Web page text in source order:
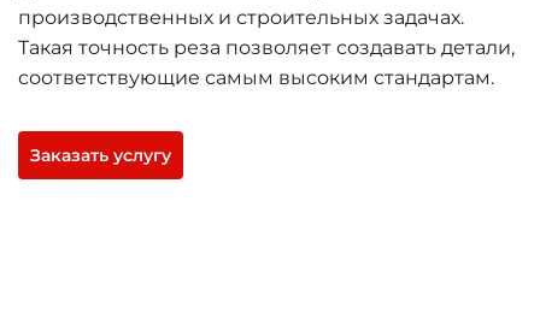
производственных и строительных задачах.
Такая точность реза позволяет создавать детали,
соответствующие самым высоким стандартам.
Заказать услугу